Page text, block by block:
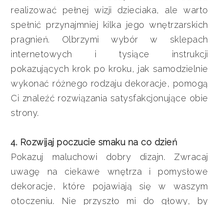
realizować pełnej wizji dzieciaka, ale warto
spełnić przynajmniej kilka jego wnętrzarskich
pragnień. Olbrzymi wybór w sklepach
internetowych i tysiące instrukcji
pokazujących krok po kroku, jak samodzielnie
wykonać różnego rodzaju dekoracje, pomogą
Ci znaleźć rozwiązania satysfakcjonujące obie
strony.
4. Rozwijaj poczucie smaku na co dzień
Pokazuj maluchowi dobry dizajn. Zwracaj
uwagę na ciekawe wnętrza i pomysłowe
dekoracje, które pojawiają się w waszym
otoczeniu. Nie przyszło mi do głowy, by